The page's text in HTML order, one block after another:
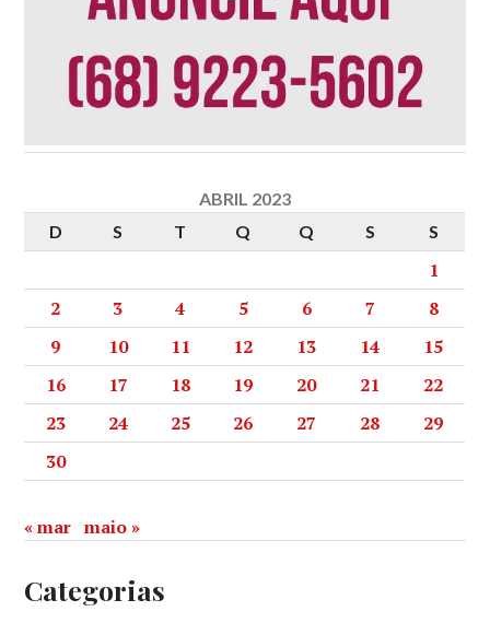
ABRIL 2023
D
S T Q Q S S
1
2
3 4 5 6 7
8
9
10 11 12 13 14
15
16
17 18 19 20 21
22
23
24 25 26 27 28
29
30
« mar maio »
Categorias